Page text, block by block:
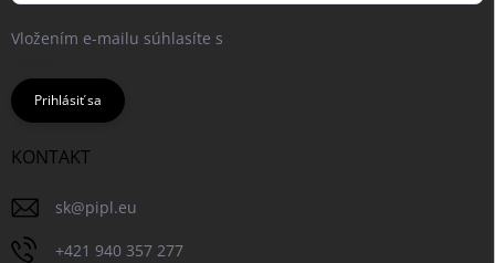
Vložením e-mailu súhlasíte s
Prihlásiť sa
KONTAKT
sk@pipl.eu
+421 940 357 277